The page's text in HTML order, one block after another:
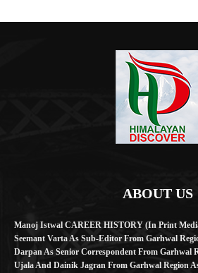
ABOUT US
Manoj Istwal CAREER HISTORY (in Print
Seemant Varta As Sub-Editor From Garhwal
Darpan As Senior Correspondent From Garhwal
Ujala And Dainik Jagran From Garhwal Region